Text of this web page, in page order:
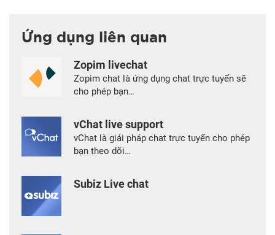
Ứng dụng liên quan
Zopim livechat
Zopim chat là ứng dụng chat trực tuyến sẽ
cho phép bạn…
vChat live support
vChat là giải pháp chat trực tuyến cho phép
bạn theo dõi…
Subiz Live chat